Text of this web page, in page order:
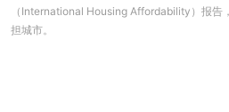
（International Housing Affordability）报告
担城市。